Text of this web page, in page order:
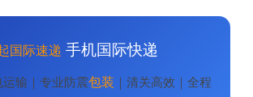
国际速递 手机国际快递
输｜专业防震包装 ｜清关高效｜全程